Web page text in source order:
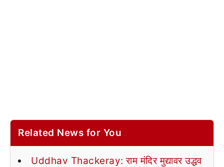
Related News for You
Uddhav Thackeray: राम मंदिर मुद्यावर उद्धव